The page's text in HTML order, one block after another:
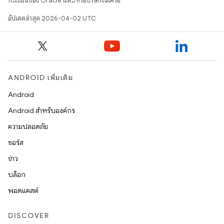
อัปเดตล่าสุด 2026-04-02 UTC
ANDROID เพิ่มเติม
Android
Android สำหรับองค์กร
ความปลอดภัย
ซอร์ส
ข่าว
บล็อก
พอดแคสต์
DISCOVER